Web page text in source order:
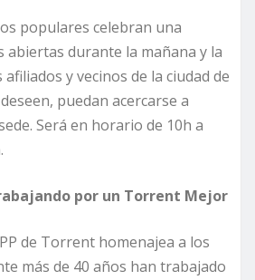
populares celebran una
abiertas durante la mañana y la
y vecinos de la ciudad de
puedan acercarse a
Será en horario de 10h a
por un Torrent Mejor
de Torrent homenajea a los
más de 40 años han trabajado